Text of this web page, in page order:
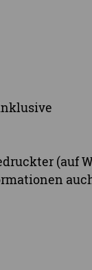
(auf